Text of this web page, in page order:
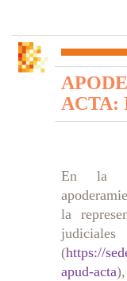
ACTA:
En la
la
judiciales
(https://
apud-acta